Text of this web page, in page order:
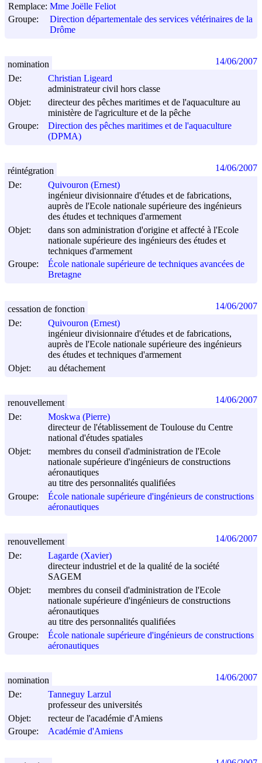
Remplace: Mme Joëlle Feliot
Groupe:
Direction départementale des services vétérinaires de la
Drôme
De:
Christian Ligeard
administrateur civil hors classe
Objet:
directeur des pêches maritimes et de l'aquaculture au
ministère de l'agriculture et de la pêche
Groupe:
Direction des pêches maritimes et de l'aquaculture
(DPMA)
nomination 14/06/2007
De:
Quivouron (Ernest)
ingénieur divisionnaire d'études et de fabrications,
auprès de l'Ecole nationale supérieure des ingénieurs
des études et techniques d'armement
Objet:
dans son administration d'origine et affecté à l'Ecole
nationale supérieure des ingénieurs des études et
techniques d'armement
Groupe:
École nationale supérieure de techniques avancées de
Bretagne
réintégration 14/06/2007
De:
Quivouron (Ernest)
ingénieur divisionnaire d'études et de fabrications,
auprès de l'Ecole nationale supérieure des ingénieurs
des études et techniques d'armement
Objet:
au détachement
cessation de fonction 14/06/2007
De:
Moskwa (Pierre)
directeur de l'établissement de Toulouse du Centre
national d'études spatiales
Objet:
membres du conseil d'administration de l'Ecole
nationale supérieure d'ingénieurs de constructions
aéronautiques
au titre des personnalités qualifiées
Groupe:
École nationale supérieure d'ingénieurs de constructions
aéronautiques
renouvellement 14/06/2007
De:
Lagarde (Xavier)
directeur industriel et de la qualité de la société
SAGEM
Objet:
membres du conseil d'administration de l'Ecole
nationale supérieure d'ingénieurs de constructions
aéronautiques
au titre des personnalités qualifiées
Groupe:
École nationale supérieure d'ingénieurs de constructions
aéronautiques
renouvellement 14/06/2007
De:
Tanneguy Larzul
professeur des universités
Objet:
recteur de l'académie d'Amiens
Groupe:
Académie d'Amiens
nomination 14/06/2007